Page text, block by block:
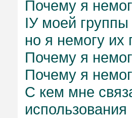
Почему я
IУ моей
но я немогу их
Почему я
Почему я
С кем мне